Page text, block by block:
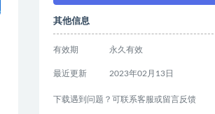
其他信息
有效期 永久有效
最近更新 2023年02月13日
下载遇到问题？可联系客服或留言反馈